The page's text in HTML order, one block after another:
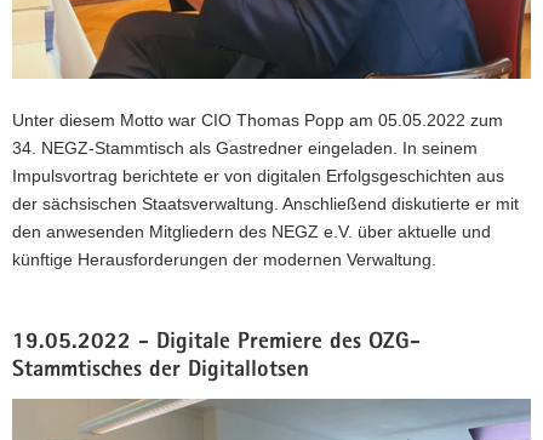
Unter diesem Motto war CIO Thomas Popp am 05.05.2022 zum
34. NEGZ-Stammtisch als Gastredner eingeladen. In seinem
Impulsvortrag berichtete er von digitalen Erfolgsgeschichten aus
der sächsischen Staatsverwaltung. Anschließend diskutierte er mit
den anwesenden Mitgliedern des NEGZ e.V. über aktuelle und
künftige Herausforderungen der modernen Verwaltung.
19.05.2022 - Digitale Premiere des OZG-
Stammtisches der Digitallotsen